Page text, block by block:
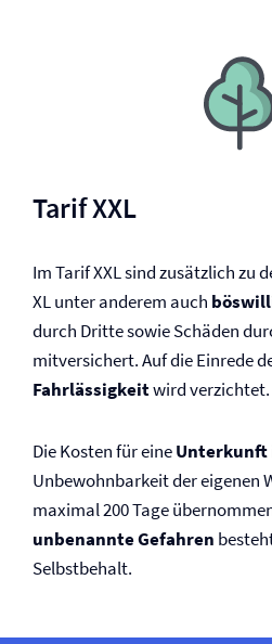
Tarif XXL
Im Tarif XXL sind zusätzlich zu
XL unter anderem auch
durch Dritte sowie Schäden
mitversichert. Auf die Einrede
Fahrlässigkeitwird verzichtet.
Die Kosten für eineUnterkunft
Unbewohnbarkeit der eigenen
maximal 200 Tage
unbenannte Gefahren
Selbstbehalt.